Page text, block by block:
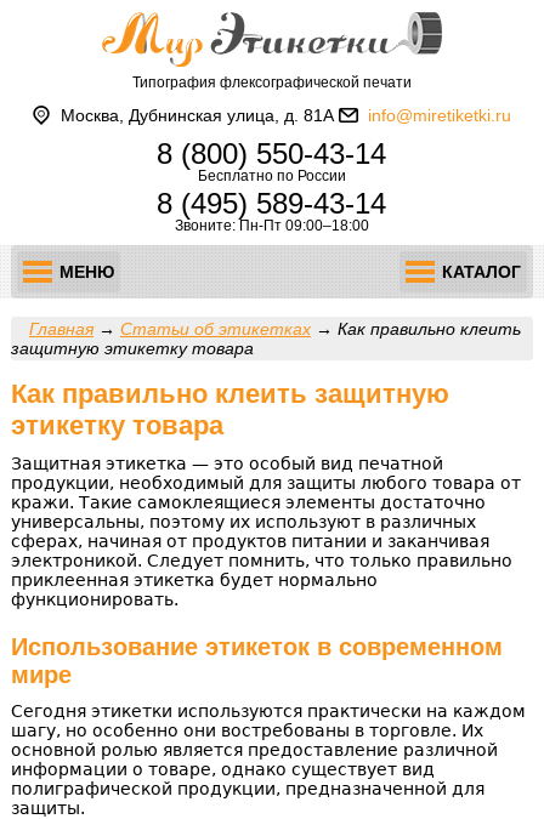
Типография флексографической печати
Москва, Дубнинская улица, д. 81А info@miretiketki.ru
8 (800) 550-43-14
Бесплатно по России
8 (495) 589-43-14
Звоните: Пн-Пт 09:00–18:00
МЕНЮ КАТАЛОГ
Главная→ Статьи об этикетках→ Как правильно клеить
защитную этикетку товара
Как правильно клеить защитную
этикетку товара
Защитная этикетка — это особый вид печатной
продукции, необходимый для защиты любого товара от
кражи. Такие самоклеящиеся элементы достаточно
универсальны, поэтому их используют в различных
сферах, начиная от продуктов питании и заканчивая
электроникой. Следует помнить, что только правильно
приклеенная этикетка будет нормально
функционировать.
Использование этикеток в современном
мире
Сегодня этикетки используются практически на каждом
шагу, но особенно они востребованы в торговле. Их
основной ролью является предоставление различной
информации о товаре, однако существует вид
полиграфической продукции, предназначенной для
защиты.